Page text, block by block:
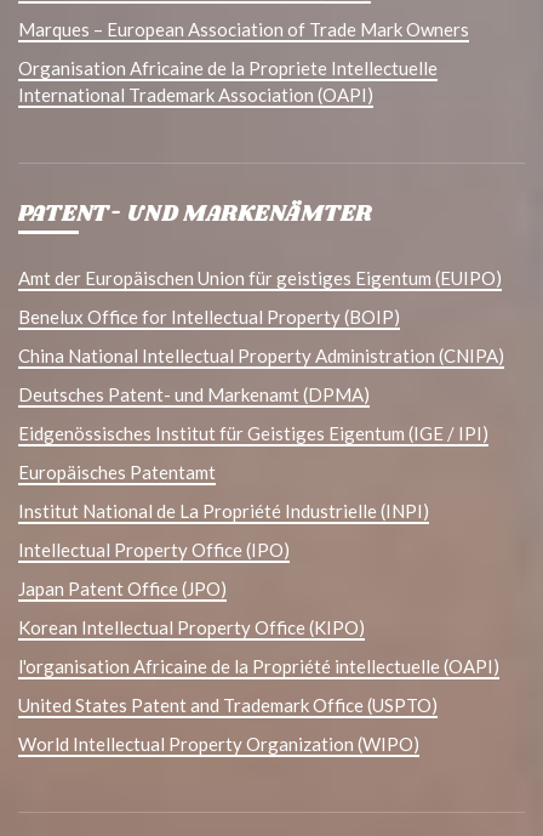
Marques – European Association of Trade Mark Owners
Organisation Africaine de la Propriete Intellectuelle
International Trademark Association (OAPI)
PATENT- UND MARKENÄMTER
Amt der Europäischen Union für geistiges Eigentum (EUIPO)
Benelux Office for Intellectual Property (BOIP)
China National Intellectual Property Administration (CNIPA)
Deutsches Patent- und Markenamt (DPMA)
Eidgenössisches Institut für Geistiges Eigentum (IGE / IPI)
Europäisches Patentamt
Institut National de La Propriété Industrielle (INPI)
Intellectual Property Office (IPO)
Japan Patent Office (JPO)
Korean Intellectual Property Office (KIPO)
l'organisation Africaine de la Propriété intellectuelle (OAPI)
United States Patent and Trademark Office (USPTO)
World Intellectual Property Organization (WIPO)